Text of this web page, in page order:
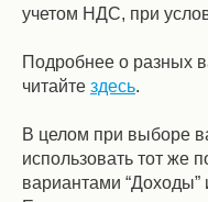
учетом НДС, при
Подробнее о разных
читайте здесь.
В целом при выборе
использовать тот же
вариантами “Доходы”